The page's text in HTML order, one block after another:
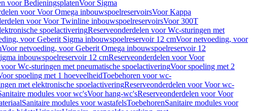
voor BedieningsplatenVoor Sigma
voor Voor Omega inbouwspoelreservoirsVoor Kappa
voor Voor Twinline inbouwspoelreservoirsVoor 300T
spoelactiveringReserveonderdelen voor Wc-sturingen met
voor Geberit Sigma inbouwspoelreservoir 12 cmVoor netvoeding, voor
Voor netvoeding, voor Geberit Omega inbouwspoelreservoir 12
inbouwspoelreservoir 12 cmReserveonderdelen voor Voor
Wc-sturingen met pneumatische spoelactiveringVoor spoeling met 2
spoeling met 1 hoeveelheidToebehoren voor wc-
met elektronische spoelactiveringReserveonderdelen voor Voor wc-
modules voor wc'sVoor hang-wc'sReserveonderdelen voor Voor
Sanitaire modules voor wastafelsToebehorenSanitaire modules voor